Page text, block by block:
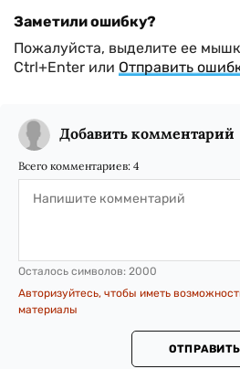
Заметили ошибку?
Пожалуйста, выделите ее
Ctrl+Enter или Отправить
Добавить комментарий
Всего комментариев: 4
Осталось символов: 2000
Авторизуйтесь, чтобы иметь
материалы
ОТПРАВИТЬ